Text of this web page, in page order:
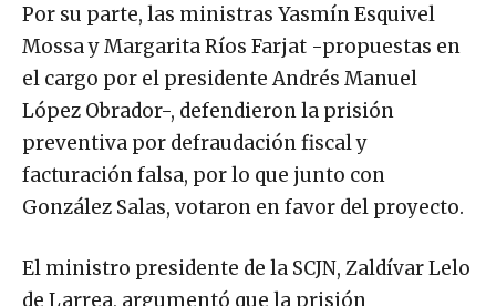
Por su parte, las ministras Yasmín Esquivel
Mossa y Margarita Ríos Farjat -propuestas en
el cargo por el presidente Andrés Manuel
López Obrador-, defendieron la prisión
preventiva por defraudación fiscal y
facturación falsa, por lo que junto con
González Salas, votaron en favor del proyecto.
El ministro presidente de la SCJN, Zaldívar Lelo
de Larrea, argumentó que la prisión